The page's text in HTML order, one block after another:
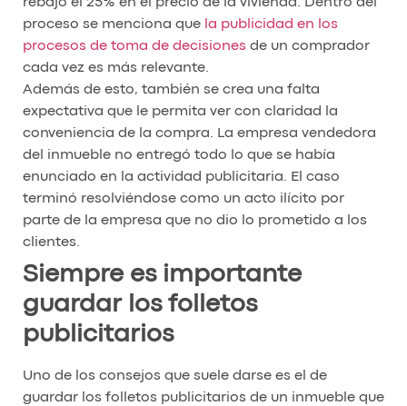
rebajó el 25% en el precio de la vivienda. Dentro del
proceso se menciona que la publicidad en los
procesos de toma de decisiones de un comprador
cada vez es más relevante.
Además de esto, también se crea una falta
expectativa que le permita ver con claridad la
conveniencia de la compra. La empresa vendedora
del inmueble no entregó todo lo que se había
enunciado en la actividad publicitaria. El caso
terminó resolviéndose como un acto ilícito por
parte de la empresa que no dio lo prometido a los
clientes.
Siempre es importante
guardar los folletos
publicitarios
Uno de los consejos que suele darse es el de
guardar los folletos publicitarios de un inmueble que